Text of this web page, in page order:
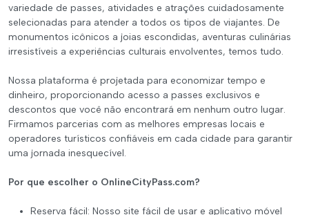
variedade de passes, atividades e atrações cuidadosamente
selecionadas para atender a todos os tipos de viajantes. De
monumentos icônicos a joias escondidas, aventuras culinárias
irresistíveis a experiências culturais envolventes, temos tudo.
Nossa plataforma é projetada para economizar tempo e
dinheiro, proporcionando acesso a passes exclusivos e
descontos que você não encontrará em nenhum outro lugar.
Firmamos parcerias com as melhores empresas locais e
operadores turísticos confiáveis em cada cidade para garantir
uma jornada inesquecível.
Por que escolher o OnlineCityPass.com?
Reserva fácil: Nosso site fácil de usar e aplicativo móvel